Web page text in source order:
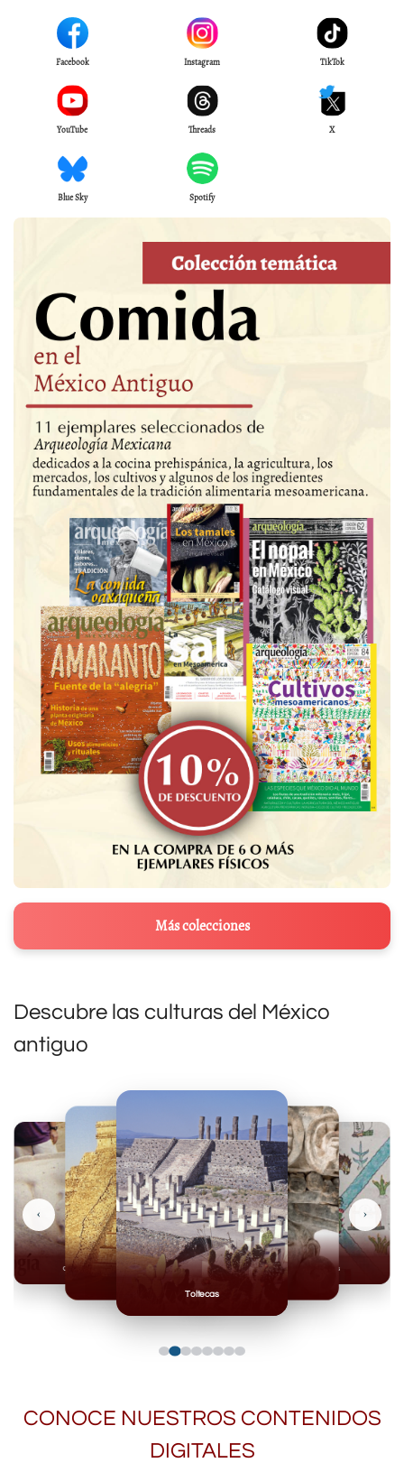
Facebook Instagram TikTok
YouTube Threads X
Blue Sky Spotify
Más colecciones
Descubre las culturas del México
antiguo
Toltecas
Mexicas
Olmecas
‹ ›
CONOCE NUESTROS CONTENIDOS
DIGITALES